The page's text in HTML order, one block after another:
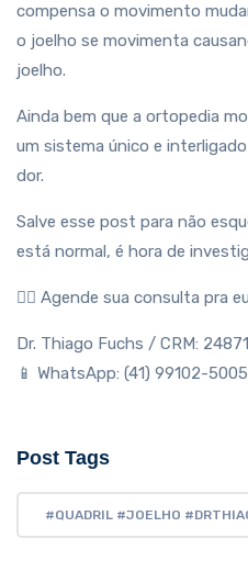
compensa o movimento
o joelho se movimenta
joelho.
Ainda bem que a ortopedia
um sistema único e
dor.
Salve esse post para não
está normal, é hora de
👨‍⚕️ Agende sua consulta pra
Dr. Thiago Fuchs / CRM:
📱 WhatsApp: (41) 99102-5005
Post Tags
#QUADRIL #JOELHO